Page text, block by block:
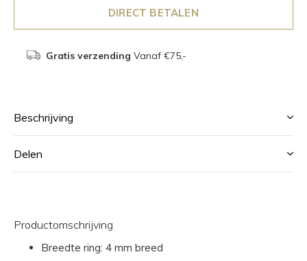
DIRECT BETALEN
Gratis verzending Vanaf €75,-
Beschrijving
Delen
Productomschrijving
Breedte ring: 4 mm breed